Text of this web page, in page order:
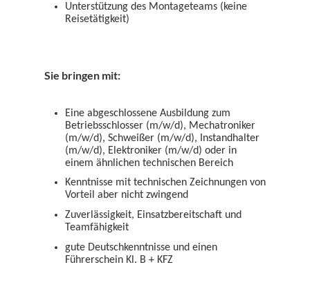
Unterstützung des Montageteams (keine
Reisetätigkeit)
Sie bringen mit:
Eine abgeschlossene Ausbildung zum
Betriebsschlosser (m/w/d), Mechatroniker
(m/w/d), Schweißer (m/w/d), Instandhalter
(m/w/d), Elektroniker (m/w/d) oder in
einem ähnlichen technischen Bereich
Kenntnisse mit technischen Zeichnungen von
Vorteil aber nicht zwingend
Zuverlässigkeit, Einsatzbereitschaft und
Teamfähigkeit
gute Deutschkenntnisse und einen
Führerschein Kl. B + KFZ